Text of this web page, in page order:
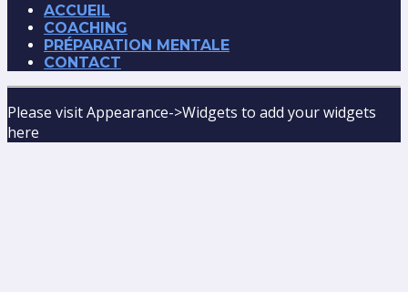
ACCUEIL
COACHING
PRÉPARATION MENTALE
CONTACT
Please visit Appearance->Widgets to add your widgets
here